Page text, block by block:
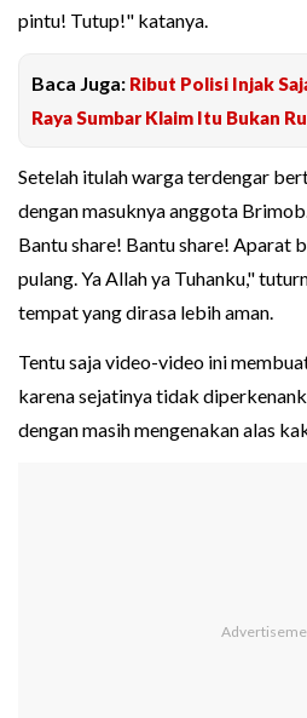
pintu! Tutup!" katanya.
Baca Juga: Ribut Polisi Injak
Raya Sumbar Klaim Itu Bukan
Setelah itulah warga terdengar
dengan masuknya anggota
Bantu share! Bantu share! Aparat
pulang. Ya Allah ya Tuhanku,"
tempat yang dirasa lebih aman.
Tentu saja video-video ini
karena sejatinya tidak
dengan masih mengenakan alas